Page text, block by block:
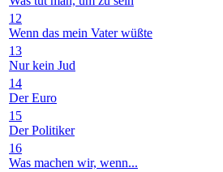
12
Wenn das mein Vater wüßte
13
Nur kein Jud
14
Der Euro
15
Der Politiker
16
Was machen wir, wenn...